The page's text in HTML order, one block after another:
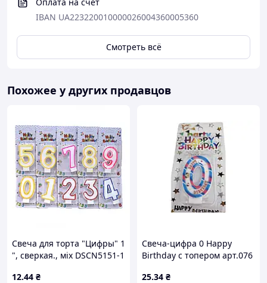
IBAN UA223220010000026004360005360
Смотреть всё
Похожее у других продавцов
Свеча для торта "Цифры" 1
", сверкая., мix DSCN5151-1
12.44 ₴
Свеча-цифра 0 Happy
Birthday с топером арт.076
25.34 ₴